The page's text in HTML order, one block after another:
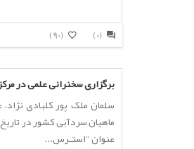
(90) (0)
برگزاری سخنرانی علمی در
سلمان ملک پور کلبادی
عنوان "استـرس...